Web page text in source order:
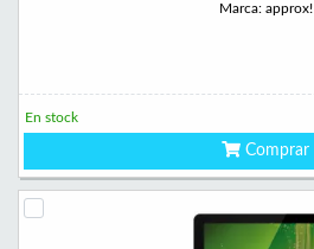
Marca: approx!
En stock
Comprar